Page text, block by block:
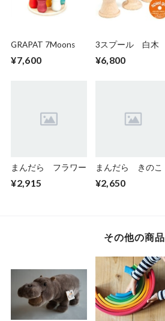
GRAPAT 7Moons
¥7,600
3スプール 白木
¥6,800
まんだら フラワー
¥2,915
まんだら きのこ
¥2,650
その他の商品